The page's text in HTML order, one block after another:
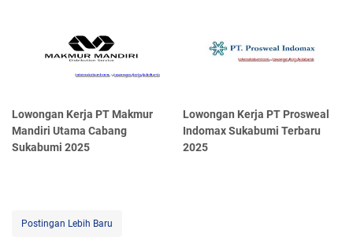
Lowongan Kerja PT Makmur
Mandiri Utama Cabang
Sukabumi 2025
Lowongan Kerja PT Prosweal
Indomax Sukabumi Terbaru
2025
Postingan Lebih Baru